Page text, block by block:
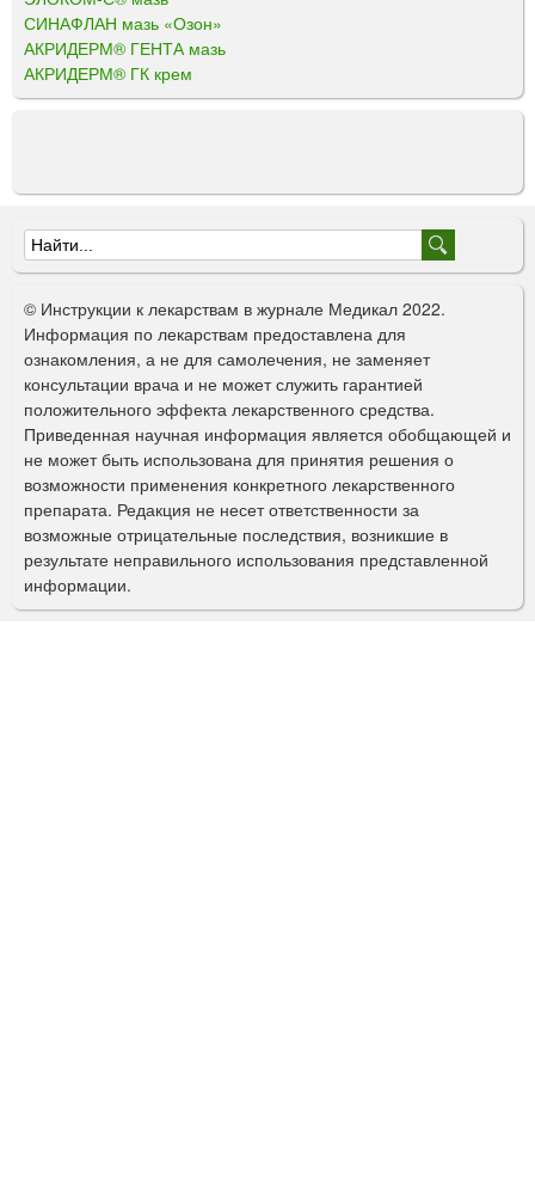
СИНАФЛАН мазь «Озон»
АКРИДЕРМ® ГЕНТА мазь
АКРИДЕРМ® ГК крем
Ф
о
р
м
а
п
о
и
с
к
© Инструкции к лекарствам в журнале Медикал 2022.
Информация по лекарствам предоставлена для
ознакомления, а не для самолечения, не заменяет
консультации врача и не может служить гарантией
положительного эффекта лекарственного средства.
Приведенная научная информация является обобщающей и
не может быть использована для принятия решения о
возможности применения конкретного лекарственного
препарата. Редакция не несет ответственности за
возможные отрицательные последствия, возникшие в
результате неправильного использования представленной
информации.